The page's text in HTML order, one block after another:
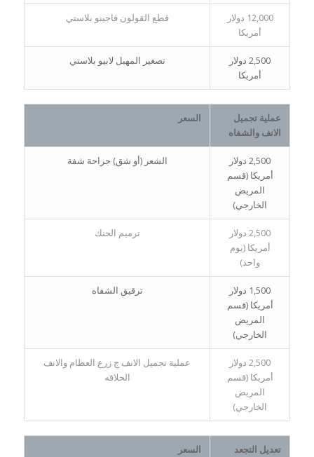
12,000 دولار
أمريكا
قطع القولون فاجينو بلاستي
2,500 دولار
أمريكا
تصغير المهبل لابيو بلاستي
عملية تجميل
الانف والشفاه
السعر
2,500 دولار
أمريكا (قسم
المريض
الخارجي)
الشعر (أو شق) جراحة شفة
2,500 دولار
أمريكا (يوم
واحد)
ترميم الحنك
1,500 دولار
أمريكا (قسم
المريض
الخارجي)
ترقيق الشفاه
2,500 دولار
أمريكا (قسم
المريض
الخارجي)
عملية تجميل الانف ج زرع العظام والانف
الحلاقه
تعديل التجعد السعر